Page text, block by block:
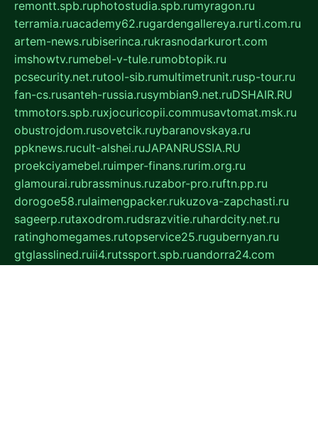
remontt.spb.ruphotostudia.spb.rumyragon.ru
terramia.ruacademy62.rugardengallereya.rurti.com.ru
artem-news.rubiserinca.rukrasnodarkurort.com
imshowtv.rumebel-v-tule.rumobtopik.ru
pcsecurity.net.rutool-sib.rumultimetrunit.rusp-tour.ru
fan-cs.rusanteh-russia.rusymbian9.net.ruDSHAIR.RU
tmmotors.spb.ruxjocuricopii.commusavtomat.msk.ru
obustrojdom.rusovetcik.ruybaranovskaya.ru
ppknews.rucult-alshei.ruJAPANRUSSIA.RU
proekciyamebel.ruimper-finans.rurim.org.ru
glamourai.rubrassminus.ruzabor-pro.ruftn.pp.ru
dorogoe58.rulaimengpacker.rukuzova-zapchasti.ru
sageerp.rutaxodrom.rudsrazvitie.ruhardcity.net.ru
ratinghomegames.rutopservice25.rugubernyan.ru
gtglasslined.ruii4.rutssport.spb.ruandorra24.com